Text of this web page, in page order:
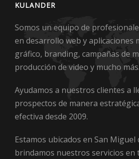
KULANDER
Somos un equipo de
en desarrollo web y aplicaciones
gráfico, branding, campañas de
producción de video y mucho más.
Ayudamos a nuestros clientes a
prospectos de manera
efectiva desde 2009.
Estamos ubicados en San Miguel
brindamos nuestros servicios en